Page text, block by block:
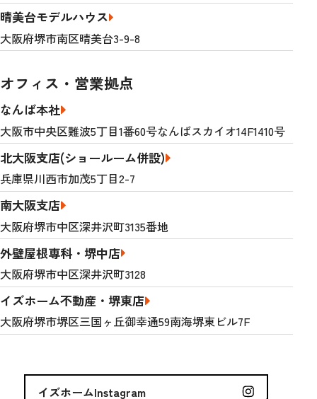
晴美台モデルハウス
大阪府堺市南区晴美台3-9-8
オフィス・営業拠点
なんば本社
大阪市中央区難波5丁目1番60号なんばスカイオ14F1410号
北大阪支店(ショールーム併設)
兵庫県川西市加茂5丁目2-7
南大阪支店
大阪府堺市中区深井沢町3135番地
外壁屋根専科・堺中店
大阪府堺市中区深井沢町3128
イズホーム不動産・堺東店
大阪府堺市堺区三国ヶ丘御幸通59南海堺東ビル7F
イズホームInstagram